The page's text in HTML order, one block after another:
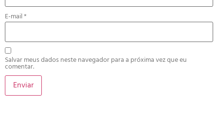
E-mail*
Salvar meus dados neste navegador para a próxima vez que eu
comentar.